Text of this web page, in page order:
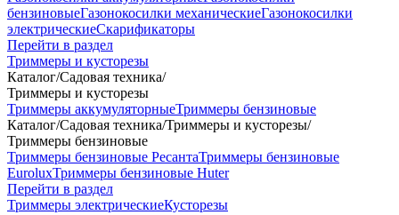
бензиновыеГазонокосилки механическиеГазонокосилки
электрическиеСкарификаторы
Перейти в раздел
Триммеры и кусторезы
Каталог/Садовая техника/
Триммеры и кусторезы
Триммеры аккумуляторныеТриммеры бензиновые
Каталог/Садовая техника/Триммеры и кусторезы/
Триммеры бензиновые
Триммеры бензиновые РесантаТриммеры бензиновые
EuroluxТриммеры бензиновые Huter
Перейти в раздел
Триммеры электрическиеКусторезы